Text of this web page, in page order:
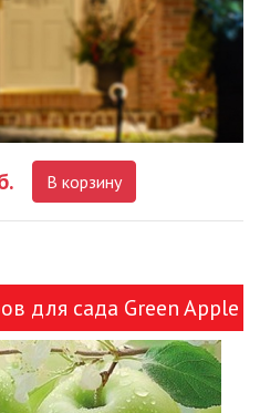
В корзину
для сада Green Apple